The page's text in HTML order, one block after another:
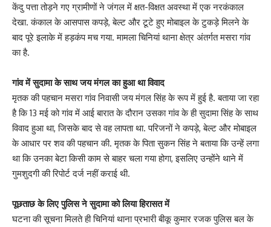
केंदु पत्ता तोड़ने गए ग्रामीणों ने जंगल में क्षत-विक्षत अवस्था में एक नरकंकाल
देखा. कंकाल के आसपास कपड़े, बेल्ट और टूटे हुए मोबाइल के टुकड़े मिलने के
बाद पूरे इलाके में हड़कंप मच गया. मामला चिनियां थाना क्षेत्र अंतर्गत मसरा गांव
का है.
गांव में सुदामा के साथ जय मंगल का हुआ था विवाद
मृतक की पहचान मसरा गांव निवासी जय मंगल सिंह के रूप में हुई है. बताया जा रहा
है कि 13 मई को गांव में आई बारात के दौरान उसका गांव के ही सुदामा सिंह के साथ
विवाद हुआ था, जिसके बाद से वह लापता था. परिजनों ने कपड़े, बेल्ट और मोबाइल
के आधार पर शव की पहचान की. मृतक के पिता सुकन सिंह ने बताया कि उन्हें लगा
था कि उनका बेटा किसी काम से बाहर चला गया होगा, इसलिए उन्होंने थाने में
गुमशुदगी की रिपोर्ट दर्ज नहीं कराई थी.
पूछताछ के लिए पुलिस ने सुदामा को लिया हिरासत में
घटना की सूचना मिलते ही चिनियां थाना प्रभारी बीकू कुमार रजक पुलिस बल के